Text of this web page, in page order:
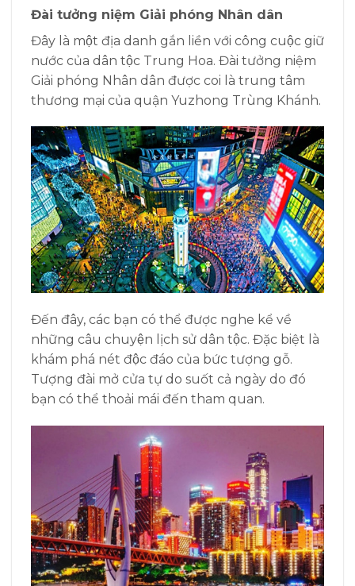
Đài tưởng niệm Giải phóng Nhân dân
Đây là một địa danh gắn liền với công cuộc giữ
nước của dân tộc Trung Hoa. Đài tưởng niệm
Giải phóng Nhân dân được coi là trung tâm
thương mại của quận Yuzhong Trùng Khánh.
Đến đây, các bạn có thể được nghe kể về
những câu chuyện lịch sử dân tộc. Đặc biệt là
khám phá nét độc đáo của bức tượng gỗ.
Tượng đài mở cửa tự do suốt cả ngày do đó
bạn có thể thoải mái đến tham quan.